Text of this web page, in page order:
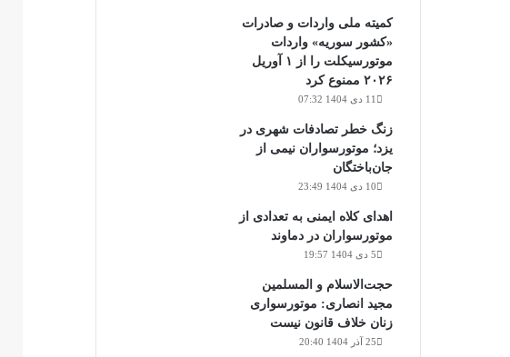
کمیته ملی واردات و صادرات
«کشور سوریه» واردات
موتورسیکلت را از ۱ آوریل
۲۰۲۶ ممنوع کرد
11 دی 1404 07:32
زنگ خطر تصادفات شهری در
یزد؛ موتورسواران نیمی از
جان‌باختگان
10 دی 1404 23:49
اهدای کلاه ایمنی به تعدادی از
موتورسواران در دماوند
5 دی 1404 19:57
حجت‌الاسلام و المسلمین
مجید انصاری: موتورسواری
زنان خلاف قانون نیست
25 آذر 1404 20:40